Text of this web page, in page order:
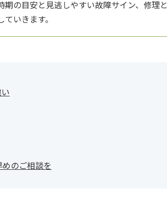
の目安と見逃しやすい故障サイン、修理
いきます。
のご相談を